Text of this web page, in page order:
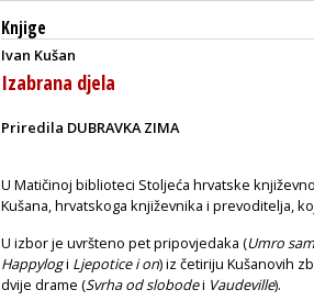
Knjige
Ivan Kušan
Izabrana djela
Priredila DUBRAVKA ZIMA
U Matičinoj biblioteci Stoljeća hrvatske
Kušana, hrvatskoga književnika i prevoditelja,
U izbor je uvršteno pet pripovjedaka (Umro sam
Happylogi Ljepotice i on) iz četiriju Kušanovih
dvije drame (Svrha od slobodei Vaudeville).